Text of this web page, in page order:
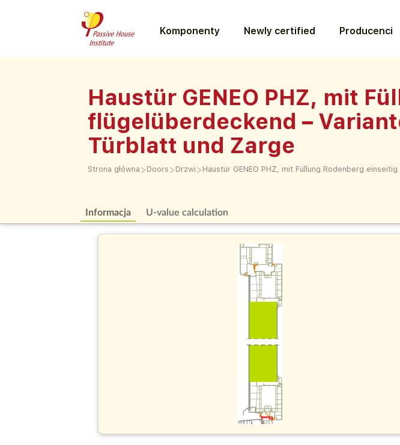
Komponenty Newly certified Producenci
Haustür GENEO PHZ, mit
flügelüberdeckend –
Türblatt und Zarge
Strona główna > Doors > Drzwi > Haustür GENEO PHZ, mit Füllung Rodenberg
Informacja U-value calculation